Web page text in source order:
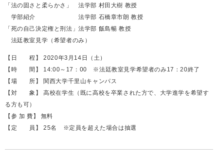
「法の固さと柔らかさ」 法学部 村田大樹 教授
学部紹介 法学部 石橋章市朗 教授
「死の自己決定権と刑法」法学部 飯島暢 教授
法廷教室見学（希望者のみ）
【日 程】 2020年3月14日（土）
【時 間】 14:00～17：00 ※法廷教室見学希望者のみ17：20終了
【場 所】 関西大学千里山キャンパス
【対 象】 高校在学生（既に高校を卒業された方で、大学進学を希望す
る方も可）
【参 加 費】 無料
【定 員】 25名 ※定員を超えた場合は抽選